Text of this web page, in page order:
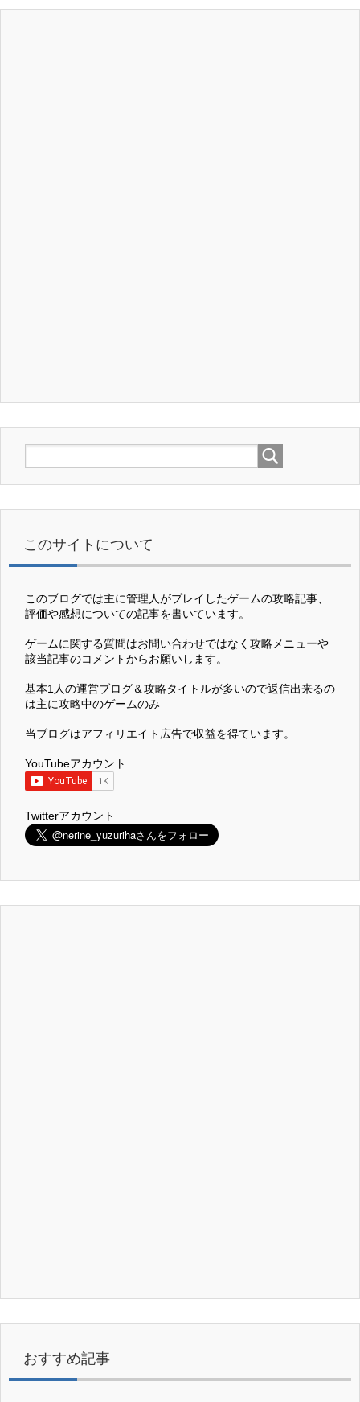
このサイトについて
このブログでは主に管理人がプレイしたゲームの攻略記事、
評価や感想についての記事を書いています。
ゲームに関する質問はお問い合わせではなく攻略メニューや
該当記事のコメントからお願いします。
基本1人の運営ブログ＆攻略タイトルが多いので返信出来るの
は主に攻略中のゲームのみ
当ブログはアフィリエイト広告で収益を得ています。
YouTubeアカウント
Twitterアカウント
おすすめ記事